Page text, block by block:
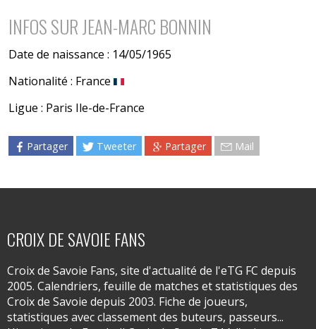
INFOS SUR JEAN-MARC BONNIN
Date de naissance : 14/05/1965
Nationalité : France
Ligue : Paris Ile-de-France
Partager Tweeter Partager Mail
CROIX DE SAVOIE FANS
Croix de Savoie Fans, site d'actualité de l'eTG FC depuis
2005. Calendriers, feuille de matches et statistiques des
Croix de Savoie depuis 2003. Fiche de joueurs,
statistiques avec classement des buteurs, passeurs...